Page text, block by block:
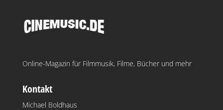
Online-Magazin für Filmmusik, Filme, Bücher und mehr
Kontakt
Michael Boldhaus